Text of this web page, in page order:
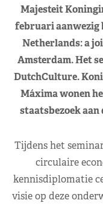
Majesteit
februari aanwezig
Netherlands: a
Amsterdam. Het
DutchCulture.
Máxima wonen
staatsbezoek
Tijdens het
circulaire
kennisdiplomatie
visie op deze